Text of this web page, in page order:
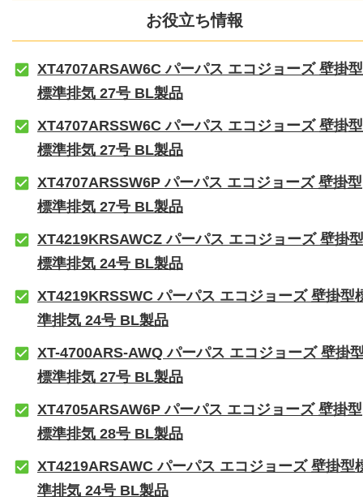
お役立ち情報
XT4707ARSAW6C パーパス エコジョーズ 壁掛型
標準排気 27号 BL製品
XT4707ARSSW6C パーパス エコジョーズ 壁掛型
標準排気 27号 BL製品
XT4707ARSSW6P パーパス エコジョーズ 壁掛型
標準排気 27号 BL製品
XT4219KRSAWCZ パーパス エコジョーズ 壁掛型
標準排気 24号 BL製品
XT4219KRSSWC パーパス エコジョーズ 壁掛型
準排気 24号 BL製品
XT-4700ARS-AWQ パーパス エコジョーズ 壁掛
標準排気 27号 BL製品
XT4705ARSAW6P パーパス エコジョーズ 壁掛型
標準排気 28号 BL製品
XT4219ARSAWC パーパス エコジョーズ 壁掛型
準排気 24号 BL製品